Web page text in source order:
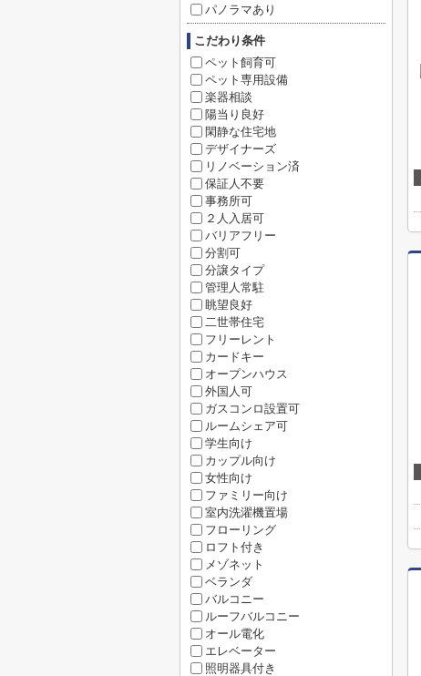
パノラマあり
こだわり条件
ペット飼育可
ペット専用設備
楽器相談
陽当り良好
閑静な住宅地
デザイナーズ
リノベーション済
保証人不要
事務所可
２人入居可
バリアフリー
分割可
分譲タイプ
管理人常駐
眺望良好
二世帯住宅
フリーレント
カードキー
オープンハウス
外国人可
ガスコンロ設置可
ルームシェア可
学生向け
カップル向け
女性向け
ファミリー向け
室内洗濯機置場
フローリング
ロフト付き
メゾネット
ベランダ
バルコニー
ルーフバルコニー
オール電化
エレベーター
照明器具付き